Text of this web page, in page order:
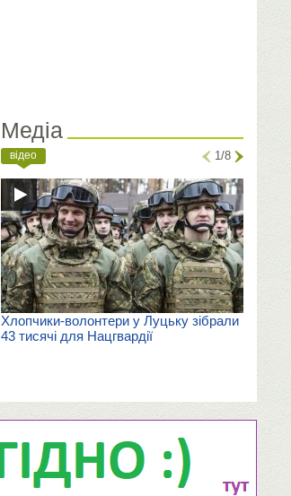
Медіа
відео 1/8
Хлопчики-волонтери у Луцьку зібрали
43 тисячі для Нацгвардії